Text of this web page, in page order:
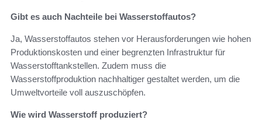
Gibt es auch Nachteile bei Wasserstoffautos?
Ja, Wasserstoffautos stehen vor Herausforderungen wie hohen
Produktionskosten und einer begrenzten Infrastruktur für
Wasserstofftankstellen. Zudem muss die
Wasserstoffproduktion nachhaltiger gestaltet werden, um die
Umweltvorteile voll auszuschöpfen.
Wie wird Wasserstoff produziert?